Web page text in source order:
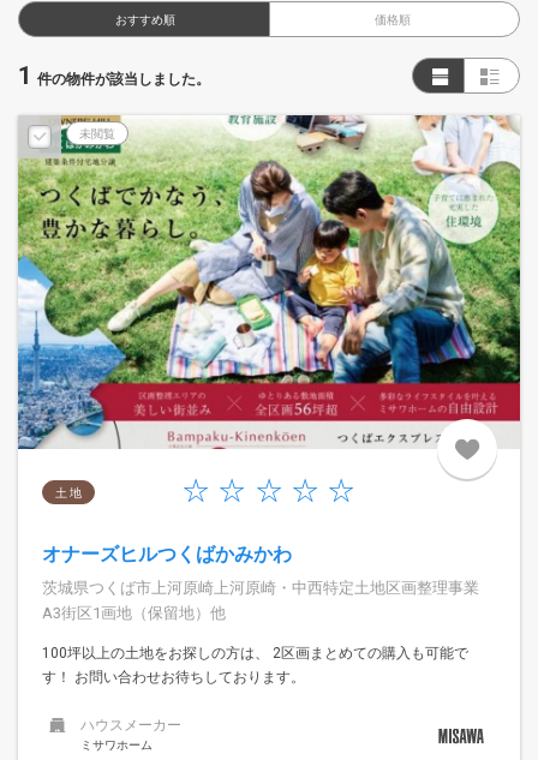
おすすめ順 価格順
1 件の物件が該当しました。
未閲覧
土 地
オナーズヒルつくばかみかわ
茨城県つくば市上河原崎上河原崎・中西特定土地区画整理事業
A3街区1画地（保留地）他
100坪以上の土地をお探しの方は、 2区画まとめての購入も可能で
す！ お問い合わせお待ちしております。
ハウスメーカー
ミサワホーム